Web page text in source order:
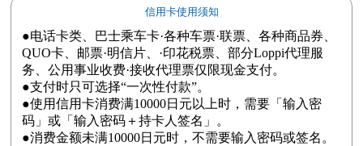
信用卡使用须知
●电话卡类、巴士乘车卡·各种车票·联票、各种商品券、
QUO卡、邮票·明信片、·印花税票、部分Loppi代理服
务、公用事业收费·接收代理票仅限现金支付。
●支付时只可选择“一次性付款”。
●使用信用卡消费满10000日元以上时，需要「输入密
码」或「输入密码＋持卡人签名」。
●消费金额未满10000日元时，不需要输入密码或签名。